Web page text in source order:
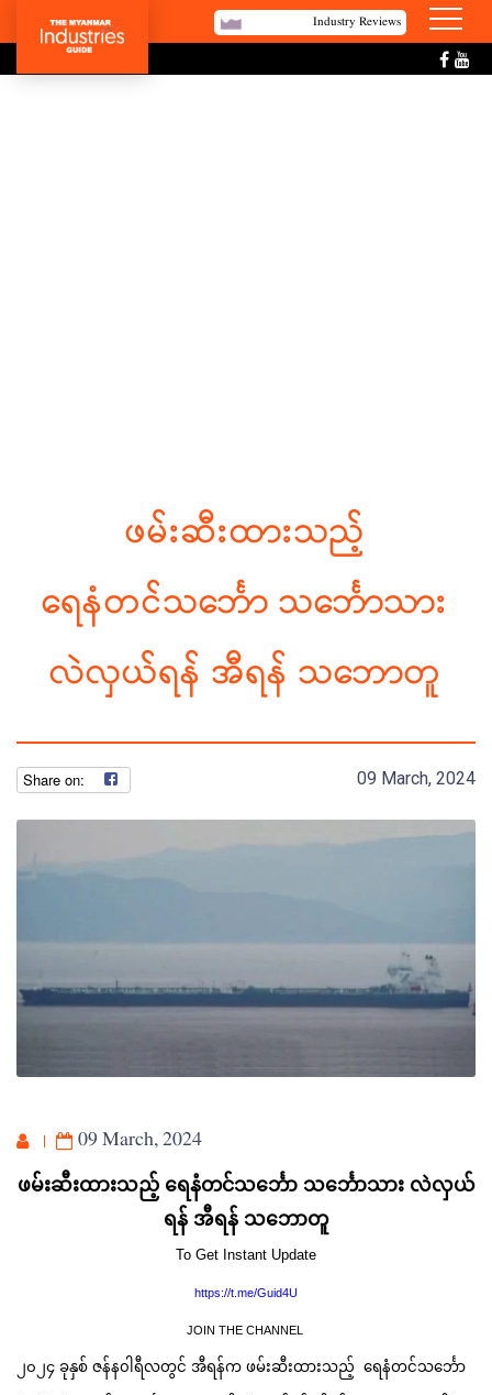
Industry Reviews
ဖမ်းဆီးထားသည့်
ရေနံတင်သင်္ဘော သင်္ဘောသား
လဲလှယ်ရန် အီရန် သဘောတူ
09 March, 2024
09 March, 2024
ဖမ်းဆီးထားသည့် ရေနံတင်သင်္ဘော သင်္ဘောသား လဲလှယ်
ရန် အီရန် သဘောတူ
To Get Instant Update
https://t.me/Guid4U
JOIN THE CHANNEL
၂၀၂၄ ခုနှစ် ဇန်န၀ါရီလတွင် အီရန်က ဖမ်းဆီးထားသည့် ရေနံတင်သင်္ဘော